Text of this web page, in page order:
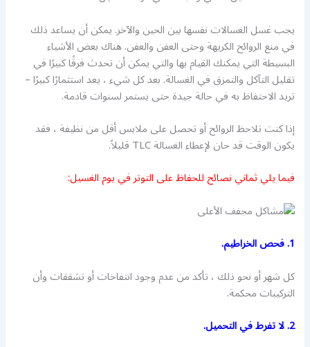
يجب غسل الغسالات نفسها بين الحين والآخر. يمكن أن يساعد ذلك
في منع الروائح الكريهة وحتى العفن والعفن. هناك بعض الأشياء
البسيطة التي يمكنك القيام بها والتي يمكن أن تحدث فرقًا كبيرًا في
تقليل التآكل والتمزق في الغسالة. بعد كل شيء ، يعد استثمارًا كبيرًا –
تريد الاحتفاظ به في حالة جيدة حتى يستمر لسنوات قادمة.
إذا كنت تلاحظ الروائح أو تحصل على ملابس أقل من نظيفة ، فقد
يكون الوقت قد حان لإعطاء الغسالة TLC قليلاً.
فيما يلي ثماني نصائح للحفاظ على التوتر في يوم الغسيل:
1. فحص الخراطيم.
كل شهر أو نحو ذلك ، تأكد من عدم وجود انتفاخات أو تشققات وأن
التركيبات محكمة.
2. لا تفرط في التحميل.